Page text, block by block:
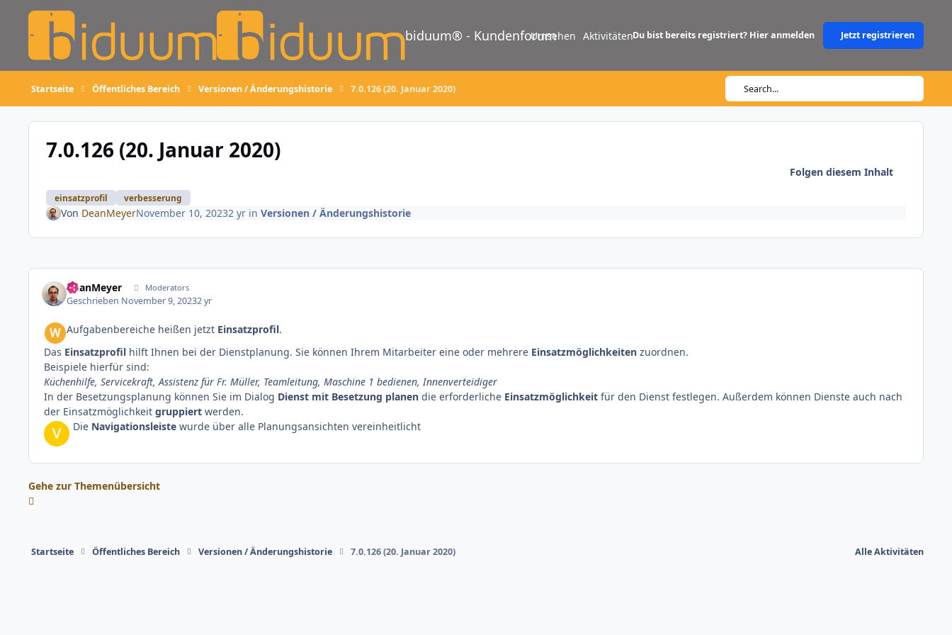
Skip to content
biduum® - Kundenforum
Umsehen AktivitätenDu bist bereits registriert? Hier anmelden Jetzt registrieren
Startseite Öffentliches Bereich Versionen / Änderungshistorie 7.0.126 (20. Januar 2020) Search...
7.0.126 (20. Januar 2020)
einsatzprofil verbesserung
Folgen diesem Inhalt
Von DeanMeyerNovember 10, 20232 yrin Versionen / Änderungshistorie
DeanMeyer Moderators
Geschrieben November 9, 20232 yr
Aufgabenbereiche heißen jetzt Einsatzprofil.
Das Einsatzprofil hilft Ihnen bei der Dienstplanung. Sie können Ihrem Mitarbeiter eine oder mehrere Einsatzmöglichkeiten zuordnen.
Beispiele hierfür sind:
Küchenhilfe, Servicekraft, Assistenz für Fr. Müller, Teamleitung, Maschine 1 bedienen, Innenverteidiger
In der Besetzungsplanung können Sie im Dialog Dienst mit Besetzung planen die erforderliche Einsatzmöglichkeit für den Dienst festlegen. Außerdem können Dienste auch nach
der Einsatzmöglichkeit gruppiert werden.
Die Navigationsleiste wurde über alle Planungsansichten vereinheitlicht
Gehe zur Themenübersicht
Startseite Öffentliches Bereich Versionen / Änderungshistorie 7.0.126 (20. Januar 2020) Alle Aktivitäten